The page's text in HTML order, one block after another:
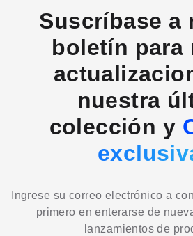
Suscríbase a
boletín para
nuestra
colección y
Ingrese su correo electrónico a
primero en enterarse de
lanzamientos de